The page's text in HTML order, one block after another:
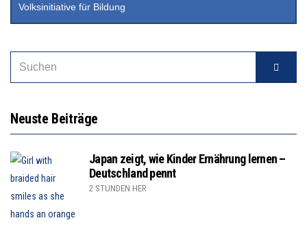
Volksinitiative für Bildung
Neuste Beiträge
Japan zeigt, wie Kinder Ernährung lernen –
Deutschland pennt
2 STUNDEN HER